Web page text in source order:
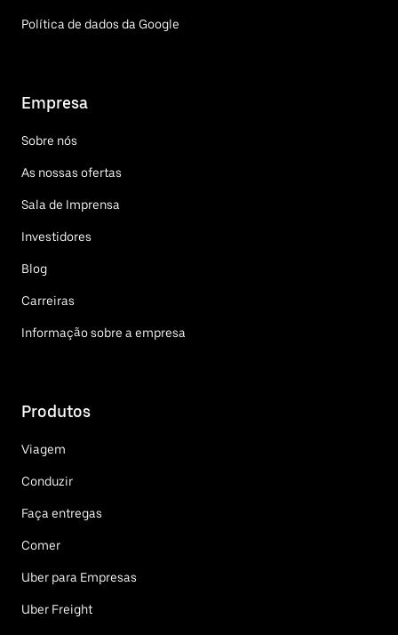
Política de dados da Google
Empresa
Sobre nós
As nossas ofertas
Sala de Imprensa
Investidores
Blog
Carreiras
Informação sobre a empresa
Produtos
Viagem
Conduzir
Faça entregas
Comer
Uber para Empresas
Uber Freight